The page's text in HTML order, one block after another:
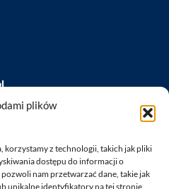
plików
korzystamy z technologii, takich jak pliki
dostępu do informacji o
nam przetwarzać dane, takie jak
unikalne identyfikatory na tej stronie.
Poznań
Poznań
Poznań